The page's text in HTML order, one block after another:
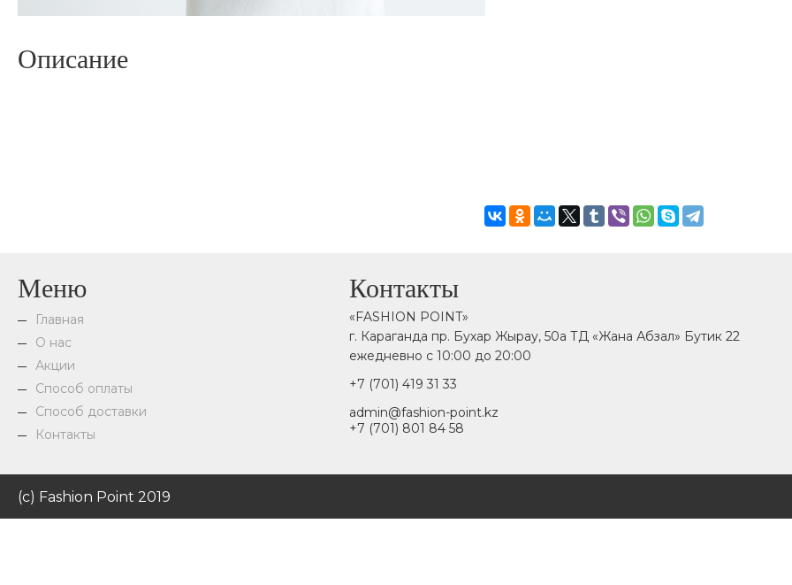
Описание
Меню
Главная
О нас
Акции
Способ оплаты
Способ доставки
Контакты
Контакты
«FASHION POINT»
г. Караганда пр. Бухар Жырау, 50а ТД «Жана Абзал» Бутик 22
ежедневно с 10:00 до 20:00
+7 (701) 419 31 33
admin@fashion-point.kz
+7 (701) 801 84 58
(c) Fashion Point 2019